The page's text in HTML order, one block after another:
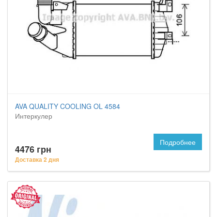
AVA QUALITY COOLING OL 4584
Интеркулер
4476 грн
Доставка 2 дня
Подробнее